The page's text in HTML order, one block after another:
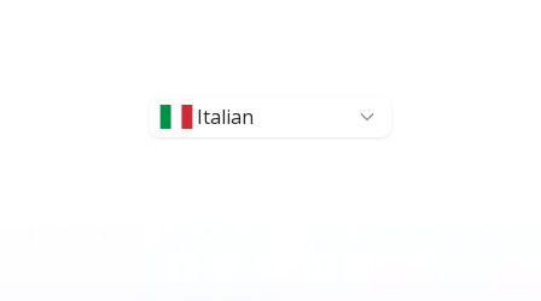
Italian